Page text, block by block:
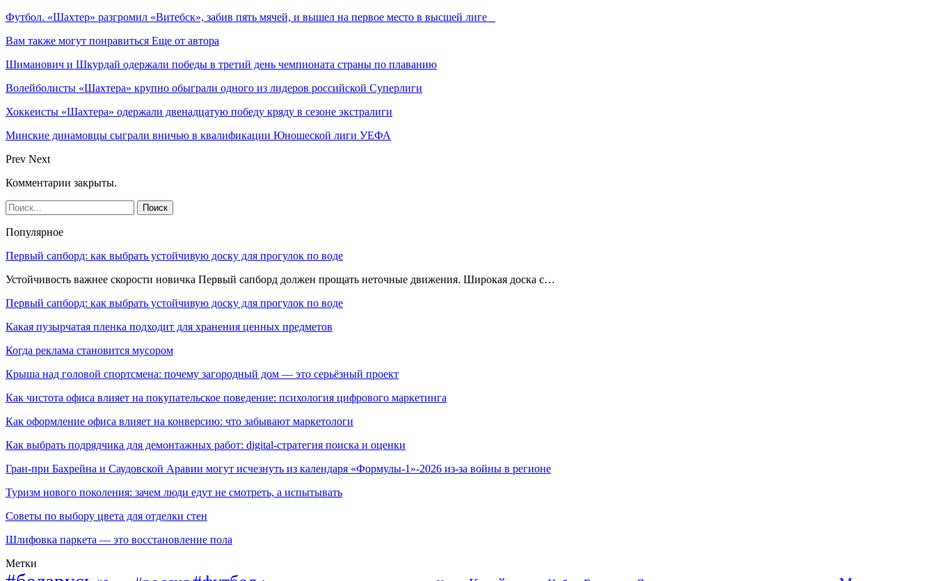
Футбол. «Шахтер» разгромил «Витебск», забив пять мячей, и вышел на первое место в высшей лиге
Вам также могут понравиться Еще от автора
Шиманович и Шкурдай одержали победы в третий день чемпионата страны по плаванию
Волейболисты «Шахтера» крупно обыграли одного из лидеров российской Суперлиги
Хоккеисты «Шахтера» одержали двенадцатую победу кряду в сезоне экстралиги
Минские динамовцы сыграли вничью в квалификации Юношеской лиги УЕФА
Prev Next
Комментарии закрыты.
Популярное
Первый сапборд: как выбрать устойчивую доску для прогулок по воде
Устойчивость важнее скорости новичка Первый сапборд должен прощать неточные движения. Широкая доска с…
Первый сапборд: как выбрать устойчивую доску для прогулок по воде
Какая пузырчатая пленка подходит для хранения ценных предметов
Когда реклама становится мусором
Крыша над головой спортсмена: почему загородный дом — это серьёзный проект
Как чистота офиса влияет на покупательское поведение: психология цифрового маркетинга
Как оформление офиса влияет на конверсию: что забывают маркетологи
Как выбрать подрядчика для демонтажных работ: digital-стратегия поиска и оценки
Гран-при Бахрейна и Саудовской Аравии могут исчезнуть из календаря «Формулы-1»-2026 из-за войны в регионе
Туризм нового поколения: зачем люди едут не смотреть, а испытывать
Советы по выбору цвета для отделки стен
Шлифовка паркета — это восстановление пола
Метки